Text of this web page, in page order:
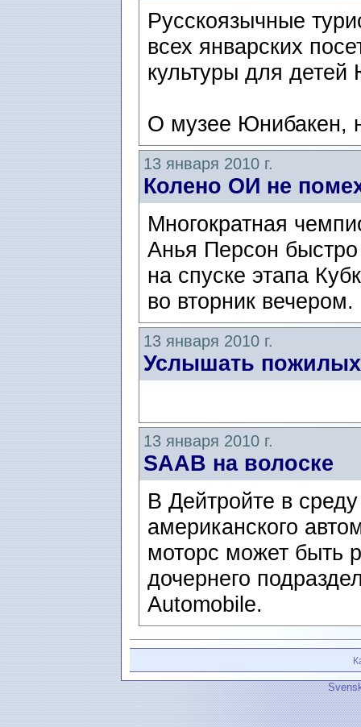
Русскоязычные
всех январских
культуры для
О музее Юнибакен,
13 января 2010 г.
Колено ОИ не
Многократная
Анья Персон
на спуске этапа
во вторник вечером.
13 января 2010 г.
Услышать пожилых
13 января 2010 г.
SAAB на волоске
В Дейтройте в
американского
моторс может быть
дочернего
Automobile.